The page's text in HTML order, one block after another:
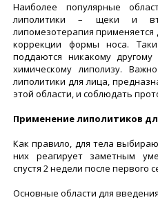
Наиболее популярные
липолитики – щеки и
липомезотерапия
коррекции формы носа.
поддаются никакому
химическому липолизу.
липолитики для лица,
этой области, и соблюдать
Применение липолитиков
Как правило, для тела
них реагирует заметным
спустя 2 недели после первого
Основные области для